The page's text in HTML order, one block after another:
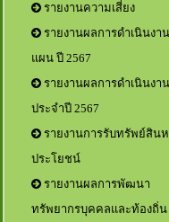
รายงานความเสี่ยง
รายงานผลการดำเนินงา
แผน ปี 2567
รายงานผลการดำเนินงาน
ประจำปี 2567
รายงานการรับทรัพย์สิน
ประโยชน์
รายงานผลการพัฒนา
ทรัพยากรบุคคลและท้องถิ่น